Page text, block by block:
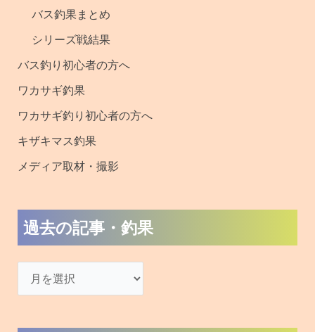
バス釣果まとめ
シリーズ戦結果
バス釣り初心者の方へ
ワカサギ釣果
ワカサギ釣り初心者の方へ
キザキマス釣果
メディア取材・撮影
過去の記事・釣果